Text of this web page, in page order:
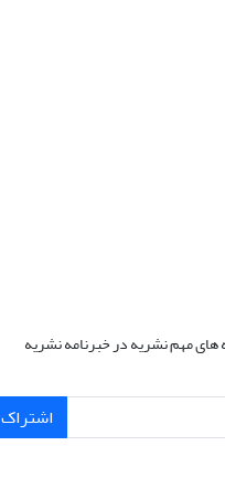
های مهم نشریه در خبرنامه نشریه
اشتراک